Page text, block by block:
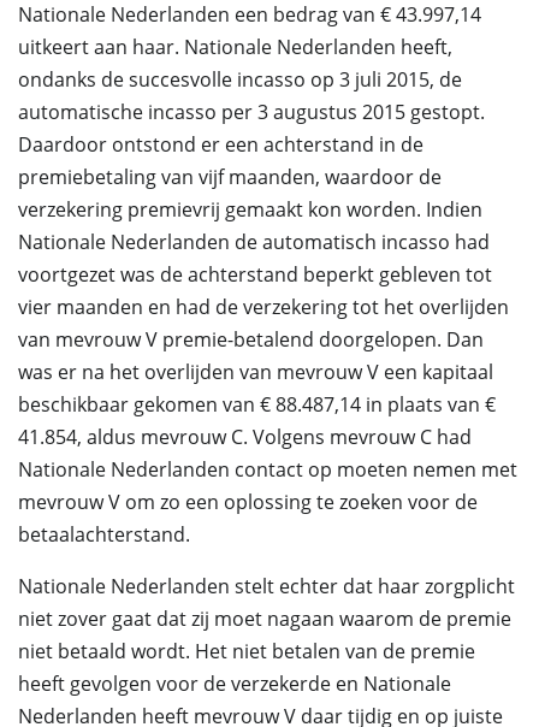
Nationale Nederlanden een bedrag van € 43.997,14
uitkeert aan haar. Nationale Nederlanden heeft,
ondanks de succesvolle incasso op 3 juli 2015, de
automatische incasso per 3 augustus 2015 gestopt.
Daardoor ontstond er een achterstand in de
premiebetaling van vijf maanden, waardoor de
verzekering premievrij gemaakt kon worden. Indien
Nationale Nederlanden de automatisch incasso had
voortgezet was de achterstand beperkt gebleven tot
vier maanden en had de verzekering tot het overlijden
van mevrouw V premie-betalend doorgelopen. Dan
was er na het overlijden van mevrouw V een kapitaal
beschikbaar gekomen van € 88.487,14 in plaats van €
41.854, aldus mevrouw C. Volgens mevrouw C had
Nationale Nederlanden contact op moeten nemen met
mevrouw V om zo een oplossing te zoeken voor de
betaalachterstand.
Nationale Nederlanden stelt echter dat haar zorgplicht
niet zover gaat dat zij moet nagaan waarom de premie
niet betaald wordt. Het niet betalen van de premie
heeft gevolgen voor de verzekerde en Nationale
Nederlanden heeft mevrouw V daar tijdig en op juiste